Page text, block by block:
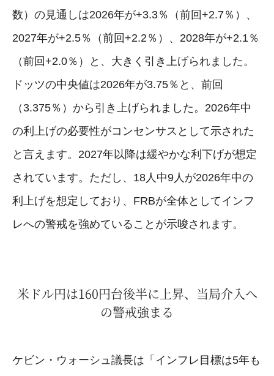
数）の見通しは2026年が+3.3％（前回+2.7％）、
2027年が+2.5％（前回+2.2％）、2028年が+2.1％
（前回+2.0％）と、大きく引き上げられました。
ドッツの中央値は2026年が3.75％と、前回
（3.375％）から引き上げられました。2026年中
の利上げの必要性がコンセンサスとして示された
と言えます。2027年以降は緩やかな利下げが想定
されています。ただし、18人中9人が2026年中の
利上げを想定しており、FRBが全体としてインフ
レへの警戒を強めていることが示唆されます。
米ドル円は160円台後半に上昇、当局介入へ
の警戒強まる
ケビン・ウォーシュ議長は「インフレ目標は5年も